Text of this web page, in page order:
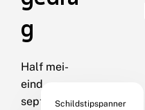
g
Half mei-
eind
septemberSchildstipspanner